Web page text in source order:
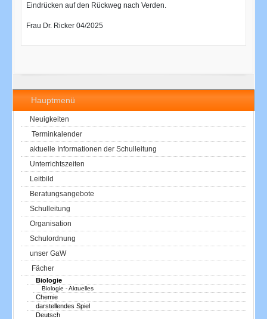
Hauptmenü
Neuigkeiten
Terminkalender
aktuelle Informationen der Schulleitung
Unterrichtszeiten
Leitbild
Beratungsangebote
Schulleitung
Organisation
Schulordnung
unser GaW
Fächer
Biologie
Biologie - Aktuelles
Chemie
darstellendes Spiel
Deutsch
Eindrücken auf den Rückweg nach Verden.
Frau Dr. Ricker 04/2025